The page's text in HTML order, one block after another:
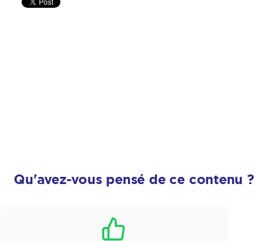
Qu'avez-vous pensé de ce contenu ?